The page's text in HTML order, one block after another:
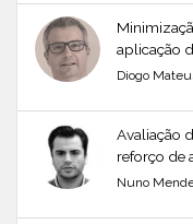
aplicação
Diogo
Avaliação
reforço de
Nuno